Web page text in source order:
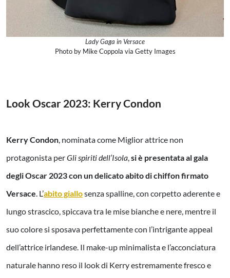
Lady Gaga in Versace
Photo by Mike Coppola via Getty Images
Look Oscar 2023: Kerry Condon
Kerry Condon , nominata come Miglior attrice non
protagonista perGli spiriti dell’Isola si è presentata al gala
degli Oscar 2023 con un delicato abito di chiffon firmato
Versace . L’abito giallosenza spalline, con corpetto aderente e
lungo strascico, spiccava tra le mise bianche e nere, mentre il
suo colore si sposava perfettamente con l’intrigante appeal
dell’attrice irlandese. Il make-up minimalista e l’acconciatura
naturale hanno reso il look di Kerry estremamente fresco e